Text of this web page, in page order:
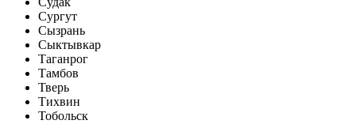
Сургут
Сызрань
Сыктывкар
Таганрог
Тамбов
Тверь
Тихвин
Тобольск